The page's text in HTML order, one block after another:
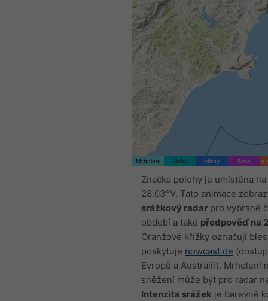
Mrholení Slabé Mírný Silné
Značka polohy je umístěna
28.03°V. Tato animace
srážkový radar pro vybrané
období a také předpověď na
Oranžové křížky označují
poskytuje nowcast.de
Evropě a Austrálii). Mrholení
sněžení může být pro radar
Intenzita srážek je barevně